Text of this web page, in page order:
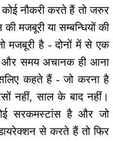
नौकरी करते हैं तो जरुर
की मजबूरी या सम्बन्धियों की
मजबूरी है - दोनों में से एक
और समय अचानक ही आना
कहते हैं - जो करना है
नहीं, साल के बाद नहीं।
सरकमस्टांस है और जो
से करते हैं तो फिर